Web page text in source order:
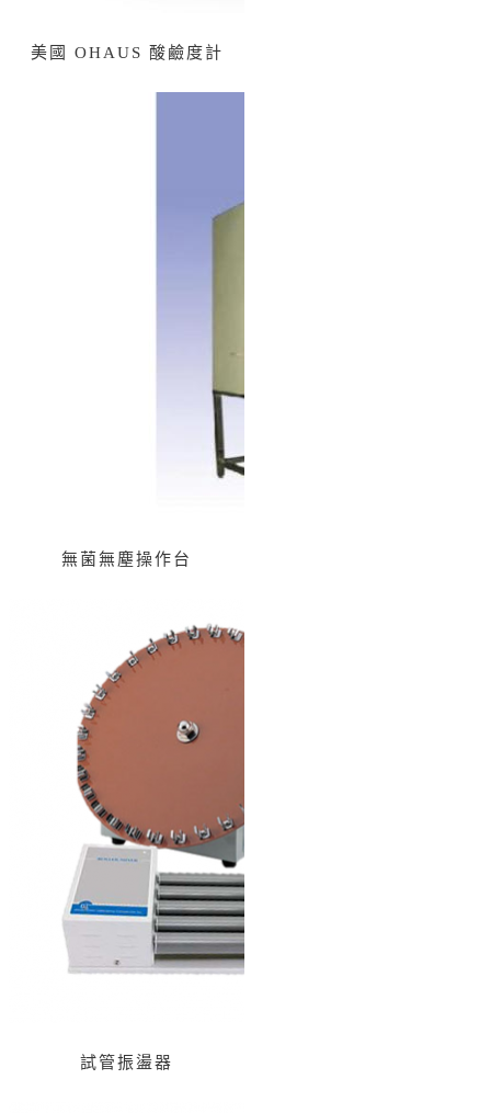
美國 OHAUS 酸鹼度計
無菌無塵操作台
試管振盪器